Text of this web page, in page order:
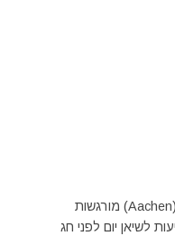
ההכנות לחג המולד בעיר "האכן" (Aachen) מורגשות
לשיאן יום לפני חג